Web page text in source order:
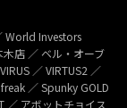
World Investors
木店 ／ ベル・オーブ
／ VIRTUS2 ／
／ Spunky GOLD
／ アボットチョイス